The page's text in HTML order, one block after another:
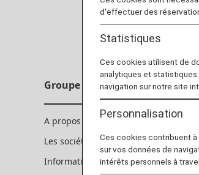
Groupe ANA
A propos du groupe ANA
Les sociétés du groupe ANA
Informations actionnaires
d'effectuer des
Statistiques
Ces cookies utilisent de
analytiques et
navigation sur notre site
Personnalisation
Ces cookies contribuent
sur vos données de
intérêts personnels à